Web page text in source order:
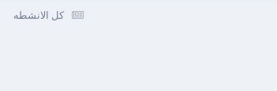
كل الانشطه